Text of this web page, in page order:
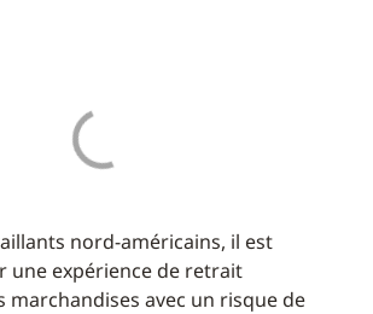
nord-américains, il est
une expérience de retrait
marchandises avec un risque de